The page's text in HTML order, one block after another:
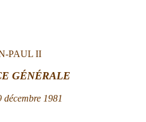
PAUL II
GÉNÉRALE
décembre 1981